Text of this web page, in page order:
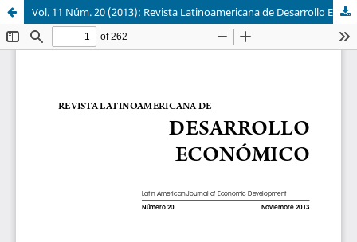
Vol. 11 Núm. 20 (2013): Revista Latinoamericana de Desarrollo Económico No. 20